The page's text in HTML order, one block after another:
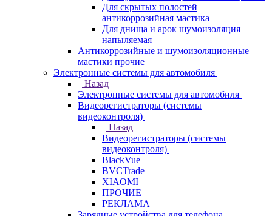
Для скрытых полостей
антикоррозийная мастика
Для днища и арок шумоизоляция
напыляемая
Антикоррозийные и шумоизоляционные
мастики прочие
Электронные системы для автомобиля
Назад
Электронные системы для автомобиля
Видеорегистраторы (системы
видеоконтроля)
Назад
Видеорегистраторы (системы
видеоконтроля)
BlackVue
BVCTrade
XIAOMI
ПРОЧИЕ
РЕКЛАМА